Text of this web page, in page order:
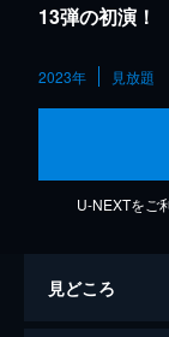
13弾の初演！
2023年 見放題
U-NEXTをご
見どころ